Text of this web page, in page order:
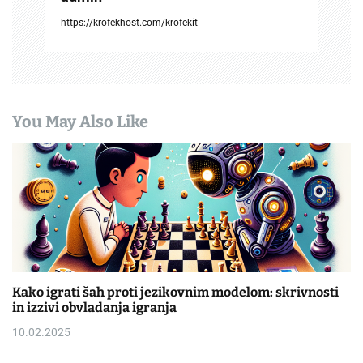
https://krofekhost.com/krofekit
You May Also Like
Kako igrati šah proti jezikovnim modelom: skrivnosti
in izzivi obvladanja igranja
10.02.2025